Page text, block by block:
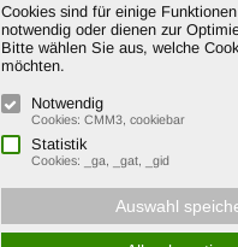
Cookies sind für einige
notwendig oder dienen zur
Bitte wählen Sie aus, welche
möchten.
Notwendig
Cookies: CMM3, cookiebar
Statistik
Cookies: _ga, _gat, _gid
Auswahl